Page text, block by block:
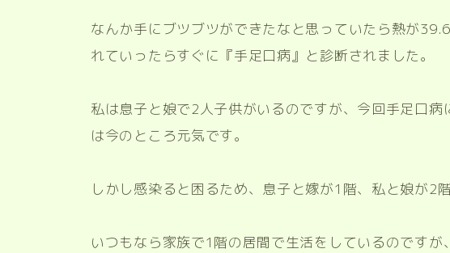
なんか手にブツブツができたなと思っていたら熱が
れていったらすぐに『手足口病』と診断されました。
私は息子と娘で2人子供がいるのですが、今回手足口病
は今のところ元気です。
しかし感染ると困るため、息子と嫁が1階、私と娘が2
いつもなら家族で1階の居間で生活をしているのです